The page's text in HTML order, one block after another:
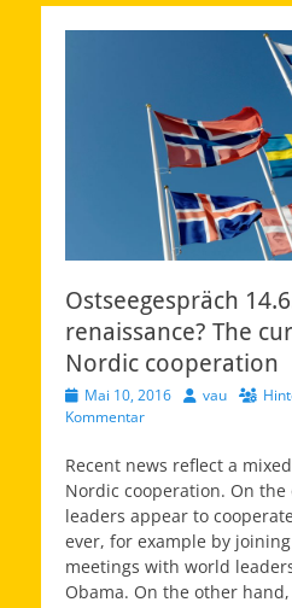
Ostseegespräch
renaissance? The
Nordic cooperation
Veröffentlicht
am
Mai 10, 2016 Autorvau
Kommentar
Recent news reflect a
Nordic cooperation. On
leaders appear to
ever, for example by
meetings with world
Obama. On the other